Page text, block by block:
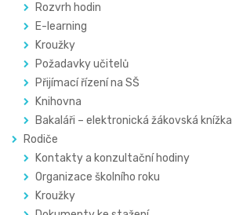
Rozvrh hodin
E-learning
Kroužky
Požadavky učitelů
Přijímací řízení na SŠ
Knihovna
Bakaláři – elektronická žákovská knížka
Rodiče
Kontakty a konzultační hodiny
Organizace školního roku
Kroužky